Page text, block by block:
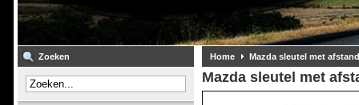
Zoeken Home Mazda sleutel met
Mazda sleutel met